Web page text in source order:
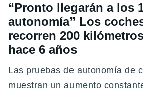
“Pronto llegarán a los
autonomía” Los
recorren 200
hace 6 años
Las pruebas de autonomía de
muestran un aumento